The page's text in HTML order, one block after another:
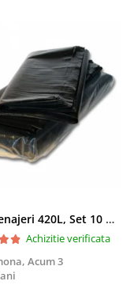
Saci menajeri 420L, Set 10 bucati
Achizitie verificata
Acum 3